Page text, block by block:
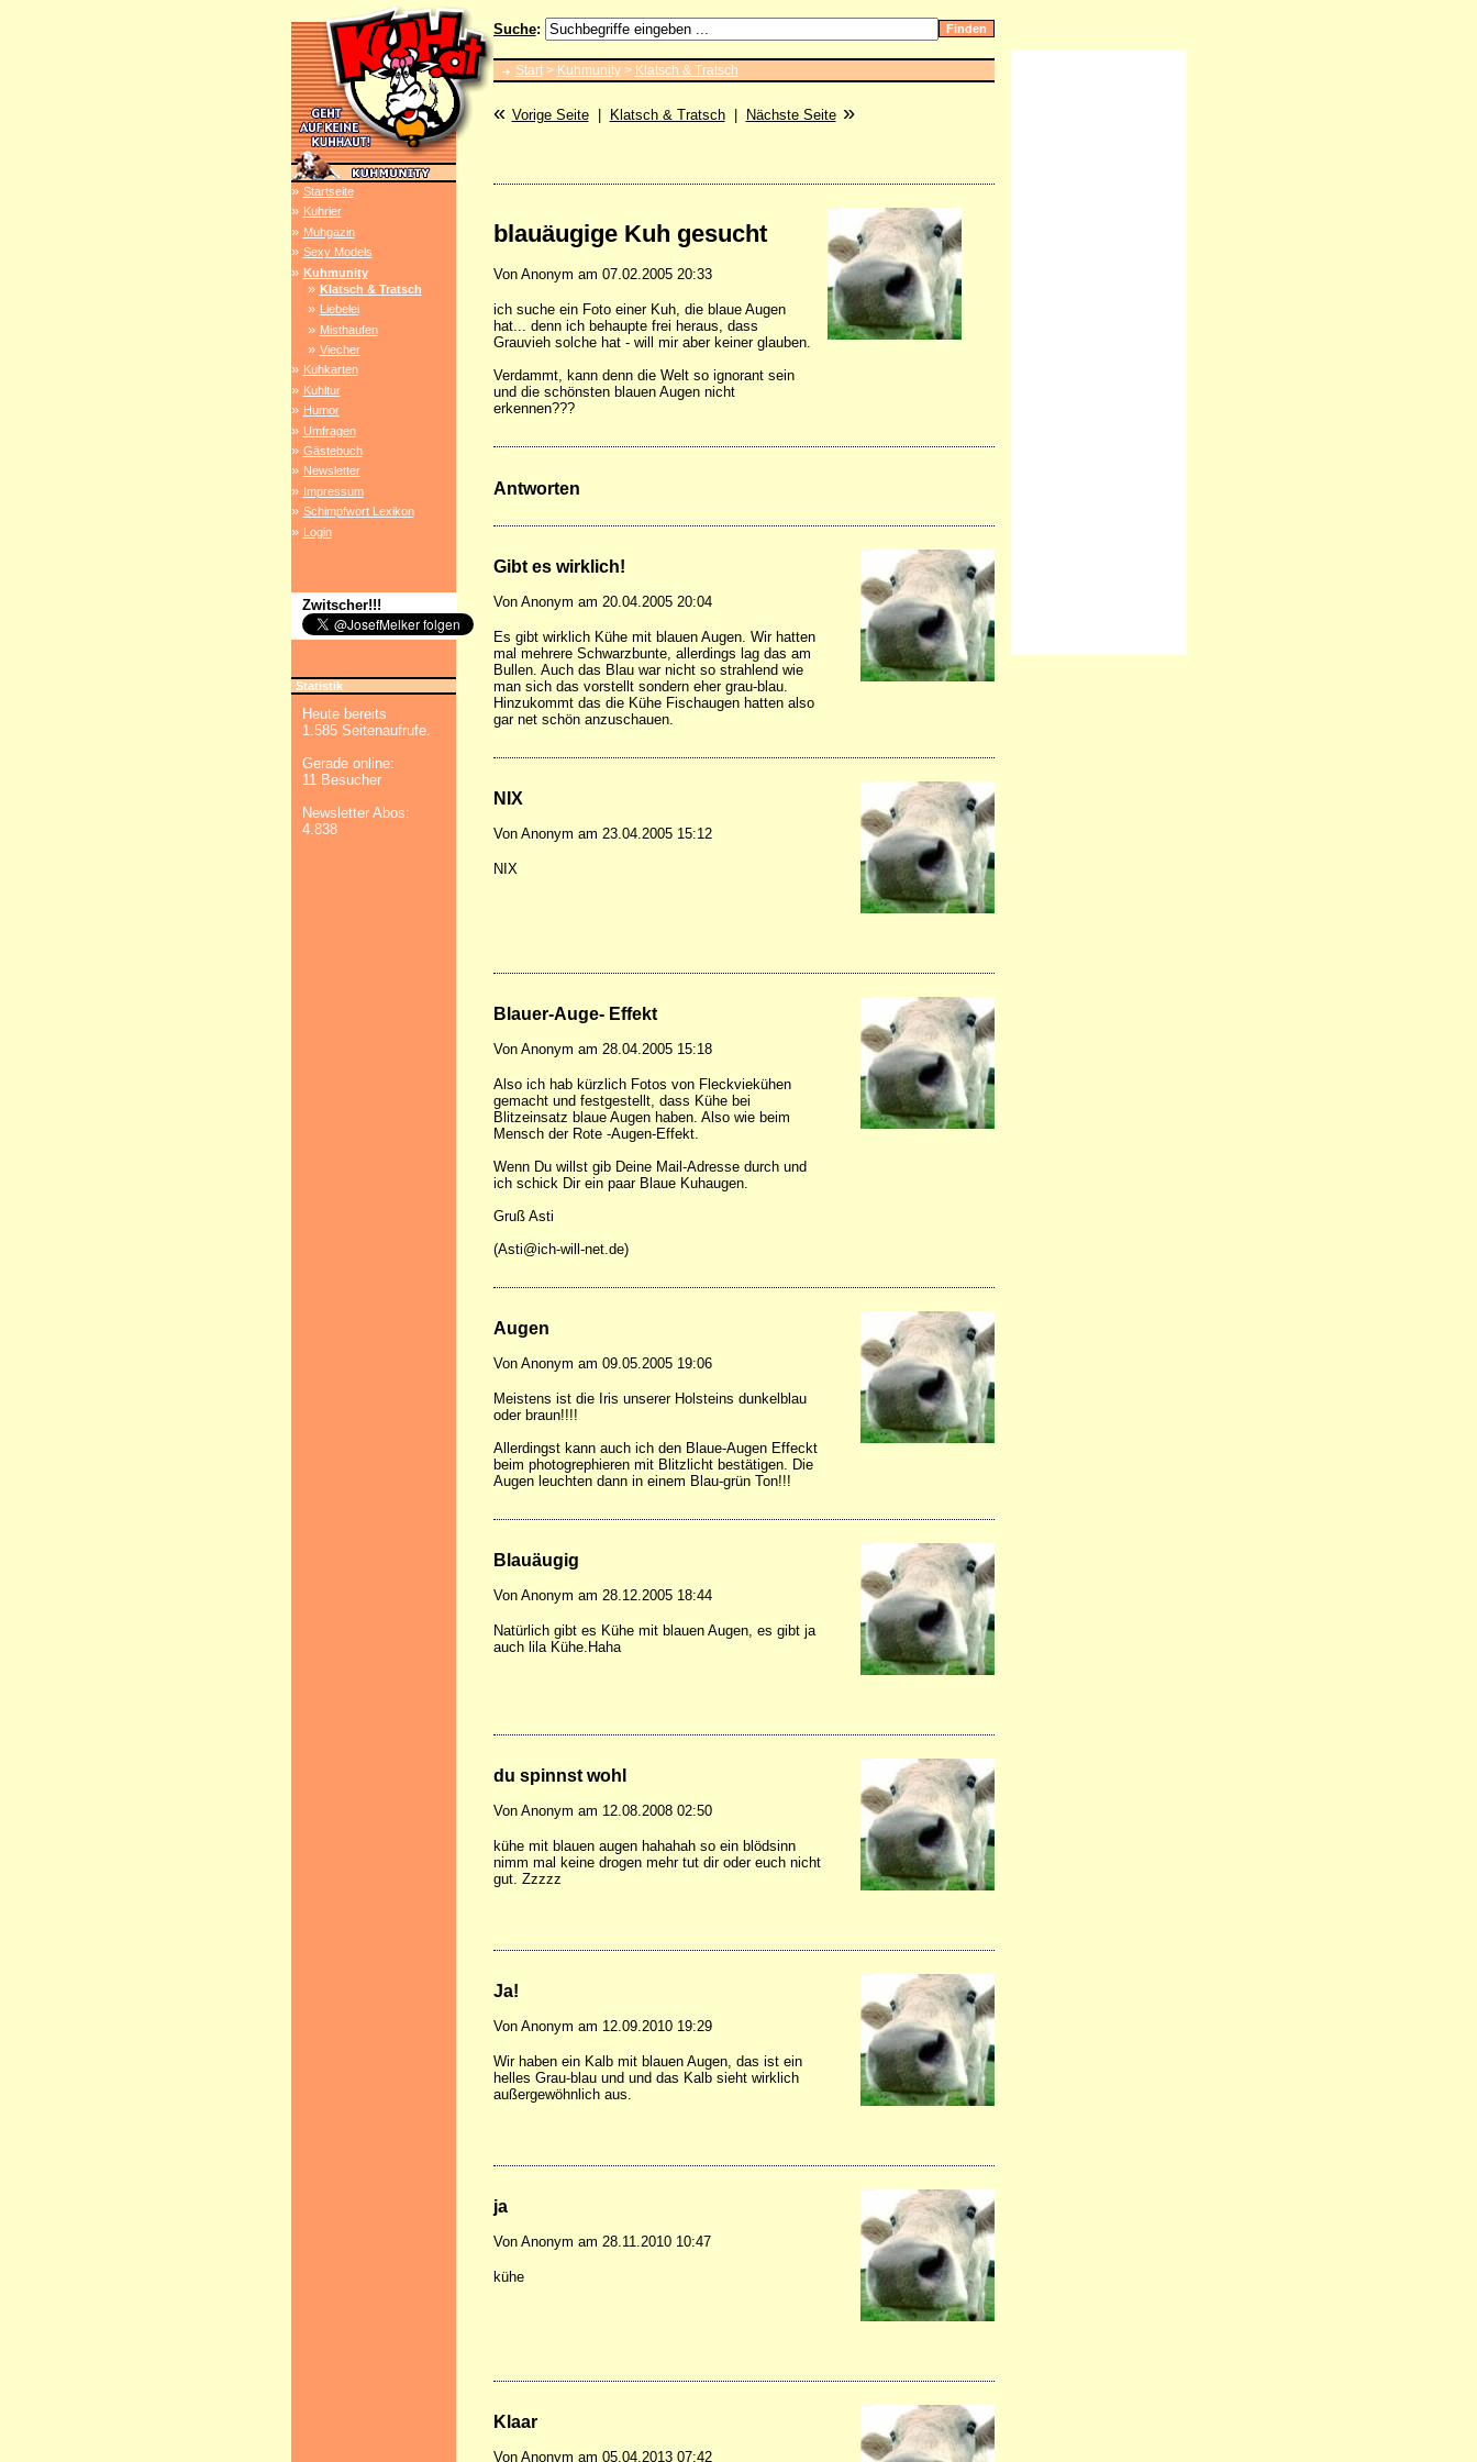
» Startseite
» Kuhrier
» Muhgazin
» Sexy Models
» Kuhmunity
» Klatsch & Tratsch
» Liebelei
» Misthaufen
» Viecher
» Kuhkarten
» Kuhltur
» Humor
» Umfragen
» Gästebuch
» Newsletter
» Impressum
» Schimpfwort Lexikon
» Login
Zwitscher!!!
Statistik
Heute bereits
1.585 Seitenaufrufe.
Gerade online:
11 Besucher
Newsletter Abos:
4.838
Suche:
Start > Kuhmunity > Klatsch & Tratsch
« Vorige Seite Klatsch & Tratsch Nächste Seite»
blauäugige Kuh gesucht
Von Anonym am 07.02.2005 20:33
ich suche ein Foto einer Kuh, die blaue Augen
hat... denn ich behaupte frei heraus, dass
Grauvieh solche hat - will mir aber keiner glauben.
Verdammt, kann denn die Welt so ignorant sein
und die schönsten blauen Augen nicht
erkennen???
Antworten
Gibt es wirklich!
Von Anonym am 20.04.2005 20:04
Es gibt wirklich Kühe mit blauen Augen. Wir hatten
mal mehrere Schwarzbunte, allerdings lag das am
Bullen. Auch das Blau war nicht so strahlend wie
man sich das vorstellt sondern eher grau-blau.
Hinzukommt das die Kühe Fischaugen hatten also
gar net schön anzuschauen.
NIX
Von Anonym am 23.04.2005 15:12
NIX
Blauer-Auge- Effekt
Von Anonym am 28.04.2005 15:18
Also ich hab kürzlich Fotos von Fleckviekühen
gemacht und festgestellt, dass Kühe bei
Blitzeinsatz blaue Augen haben. Also wie beim
Mensch der Rote -Augen-Effekt.
Wenn Du willst gib Deine Mail-Adresse durch und
ich schick Dir ein paar Blaue Kuhaugen.
Gruß Asti
(Asti@ich-will-net.de)
Augen
Von Anonym am 09.05.2005 19:06
Meistens ist die Iris unserer Holsteins dunkelblau
oder braun!!!!
Allerdingst kann auch ich den Blaue-Augen Effeckt
beim photogrephieren mit Blitzlicht bestätigen. Die
Augen leuchten dann in einem Blau-grün Ton!!!
Blauäugig
Von Anonym am 28.12.2005 18:44
Natürlich gibt es Kühe mit blauen Augen, es gibt ja
auch lila Kühe.Haha
du spinnst wohl
Von Anonym am 12.08.2008 02:50
kühe mit blauen augen hahahah so ein blödsinn
nimm mal keine drogen mehr tut dir oder euch nicht
gut. Zzzzz
Ja!
Von Anonym am 12.09.2010 19:29
Wir haben ein Kalb mit blauen Augen, das ist ein
helles Grau-blau und und das Kalb sieht wirklich
außergewöhnlich aus.
ja
Von Anonym am 28.11.2010 10:47
kühe
Klaar
Von Anonym am 05.04.2013 07:42